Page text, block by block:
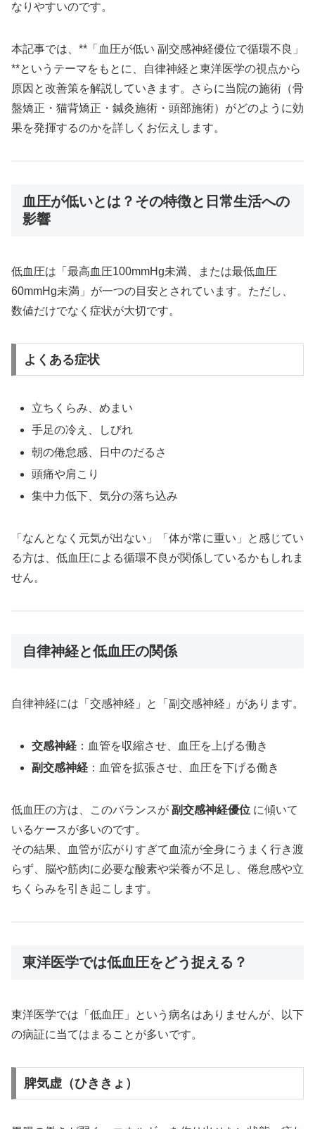
なりやすいのです。
本記事では、**「血圧が低い 副交感神経優位で循環不良」
**というテーマをもとに、自律神経と東洋医学の視点から
原因と改善策を解説していきます。さらに当院の施術（骨
盤矯正・猫背矯正・鍼灸施術・頭部施術）がどのように効
果を発揮するのかを詳しくお伝えします。
血圧が低いとは？その特徴と日常生活への
影響
低血圧は「最高血圧100mmHg未満、または最低血圧
60mmHg未満」が一つの目安とされています。ただし、
数値だけでなく症状が大切です。
よくある症状
立ちくらみ、めまい
手足の冷え、しびれ
朝の倦怠感、日中のだるさ
頭痛や肩こり
集中力低下、気分の落ち込み
「なんとなく元気が出ない」「体が常に重い」と感じてい
る方は、低血圧による循環不良が関係しているかもしれま
せん。
自律神経と低血圧の関係
自律神経には「交感神経」と「副交感神経」があります。
交感神経 ：血管を収縮させ、血圧を上げる働き
副交感神経 ：血管を拡張させ、血圧を下げる働き
低血圧の方は、このバランスが 副交感神経優位 に傾いて
いるケースが多いのです。
その結果、血管が広がりすぎて血流が全身にうまく行き渡
らず、脳や筋肉に必要な酸素や栄養が不足し、倦怠感や立
ちくらみを引き起こします。
東洋医学では低血圧をどう捉える？
東洋医学では「低血圧」という病名はありませんが、以下
の病証に当てはまることが多いです。
脾気虚（ひききょ）